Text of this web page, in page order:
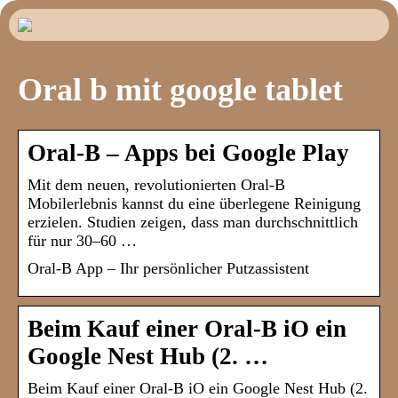
Oral b mit google tablet
Oral-B – Apps bei Google Play
Mit dem neuen, revolutionierten Oral-B
Mobilerlebnis kannst du eine überlegene Reinigung
erzielen. Studien zeigen, dass man durchschnittlich
für nur 30–60 …
Oral-B App – Ihr persönlicher Putzassistent
Beim Kauf einer Oral-B iO ein
Google Nest Hub (2. …
Beim Kauf einer Oral-B iO ein Google Nest Hub (2.